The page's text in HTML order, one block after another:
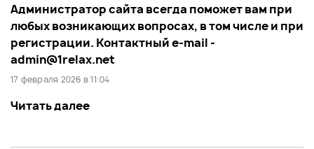
Администратор сайта всегда поможет вам при
любых возникающих вопросах, в том числе и при
регистрации. Контактный e-mail -
admin@1relax.net
17 февраля 2026 в 11:04
Читать далее